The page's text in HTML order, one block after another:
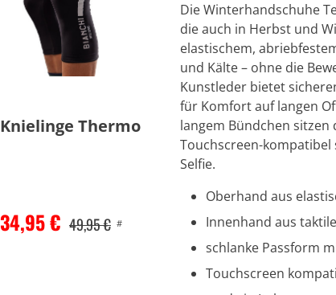
Knielinge Thermo
34,95 € 49,95 € #
Die Winterhandschuhe
die auch in Herbst und
elastischem,
und Kälte – ohne die
Kunstleder bietet
für Komfort auf langen
langem Bündchen sitzen
Touchscreen-kompatibel
Selfie.
Oberhand aus
Innenhand aus
schlanke Passform
Touchscreen